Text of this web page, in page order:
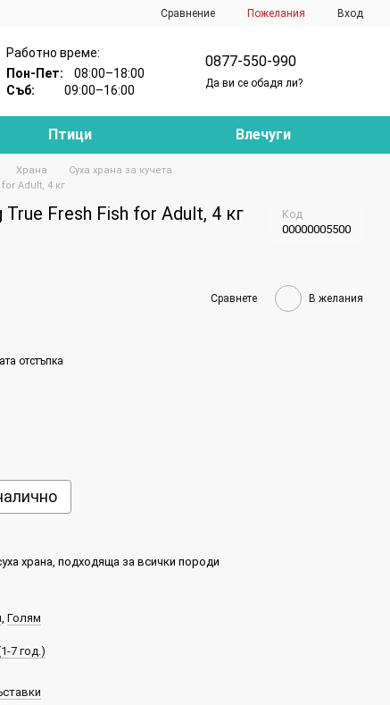
Сравнение Пожелания Вход
Работно време:
Пон-Пет:08:00–18:00
Съб:09:00–16:00
0877-550-990
Да ви се обадя ли?
Птици Влечуги
Храна
Суха храна за кучета
Adult, 4 кг
True Fresh Fish for Adult, 4 кг Код
00000005500
Сравнете В желания
отстъпка
храна, подходяща за всички породи
, Голям
7 год.)